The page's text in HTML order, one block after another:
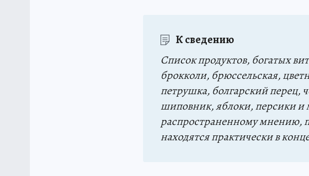
К сведению
Список продуктов, богатых
брокколи, брюссельская,
петрушка, болгарский перец,
шиповник, яблоки, персики и
распространенному мнению,
находятся практически в